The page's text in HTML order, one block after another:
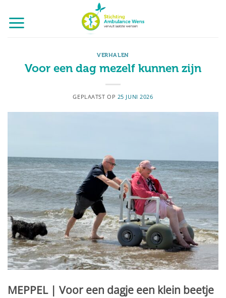
naar
inhoud
VERHALEN
Voor een dag mezelf kunnen zijn
GEPLAATST OP 25 JUNI 2026
MEPPEL | Voor een dagje een klein beetje